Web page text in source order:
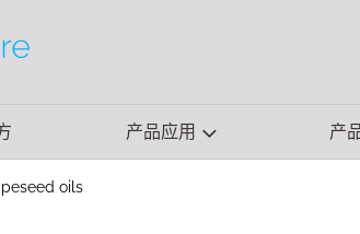
产品应用 产
oils